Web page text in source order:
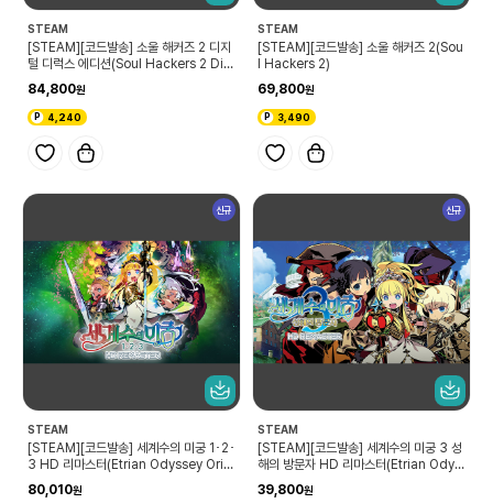
STEAM
[STEAM][코드발송] 소울 해커즈 2 디지
털 디럭스 에디션(Soul Hackers 2 Digi
84,800
4,240
STEAM
[STEAM][코드발송] 소울 해커즈 2(Sou
l Hackers 2)
69,800
3,490
신규
STEAM
[STEAM][코드발송] 세계수의 미궁 1･2･
3 HD 리마스터(Etrian Odyssey Origi
80,010
신규
STEAM
[STEAM][코드발송] 세계수의 미궁 3 성
해의 방문자 HD 리마스터(Etrian Odys
39,800